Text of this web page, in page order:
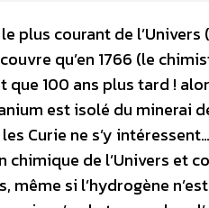
le plus courant de l’Univers
qu’en 1766 (le
que 100 ans plus tard !
est isolé du minerai
Curie ne s’y
de l’Univers et
même si l’hydrogène